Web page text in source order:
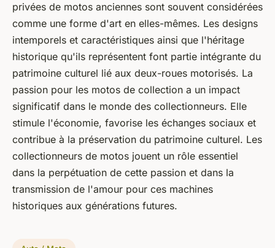
privées de motos anciennes sont souvent considérées
comme une forme d'art en elles-mêmes. Les designs
intemporels et caractéristiques ainsi que l'héritage
historique qu'ils représentent font partie intégrante du
patrimoine culturel lié aux deux-roues motorisés. La
passion pour les motos de collection a un impact
significatif dans le monde des collectionneurs. Elle
stimule l'économie, favorise les échanges sociaux et
contribue à la préservation du patrimoine culturel. Les
collectionneurs de motos jouent un rôle essentiel
dans la perpétuation de cette passion et dans la
transmission de l'amour pour ces machines
historiques aux générations futures.